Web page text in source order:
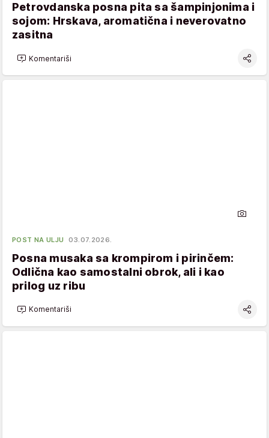
Petrovdanska posna pita sa šampinjonima i
sojom: Hrskava, aromatična i neverovatno
zasitna
Komentariši
POST NA ULJU 03.07.2026.
Posna musaka sa krompirom i pirinčem:
Odlična kao samostalni obrok, ali i kao
prilog uz ribu
Komentariši